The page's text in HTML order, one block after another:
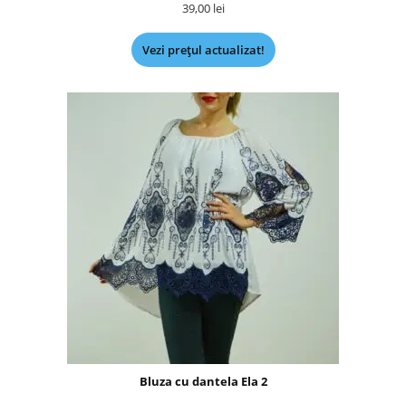
39,00 lei
Vezi prețul actualizat!
Bluza cu dantela Ela 2